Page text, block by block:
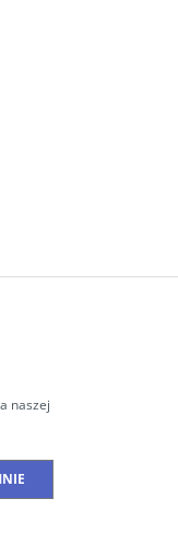
naszej